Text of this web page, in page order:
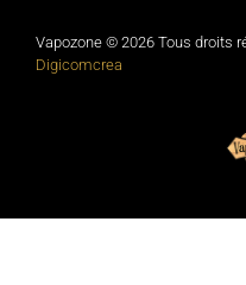
Vapozone © 2026 Tous droits
Digicomcrea